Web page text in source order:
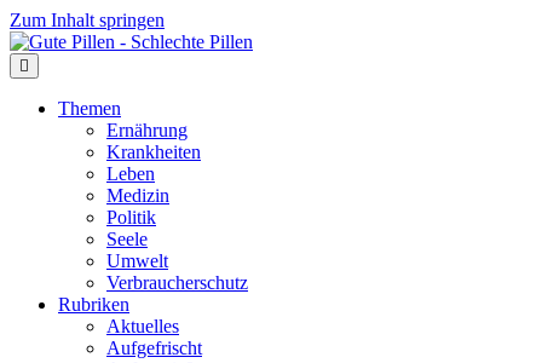
Zum Inhalt springen
Themen
Ernährung
Krankheiten
Leben
Medizin
Politik
Seele
Umwelt
Verbraucherschutz
Rubriken
Aktuelles
Aufgefrischt